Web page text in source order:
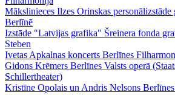
Mākslinieces Ilzes Orinskas
Berlīnē
Izstāde "Latvijas grafika" Šreinera fonda
Steben
Ivetas Apkalnas koncerts Berlīnes
Gidons Krēmers Berlīnes Valsts operā
Schillertheater)
Kristīne Opolais un Andris Nelsons Berlīnes